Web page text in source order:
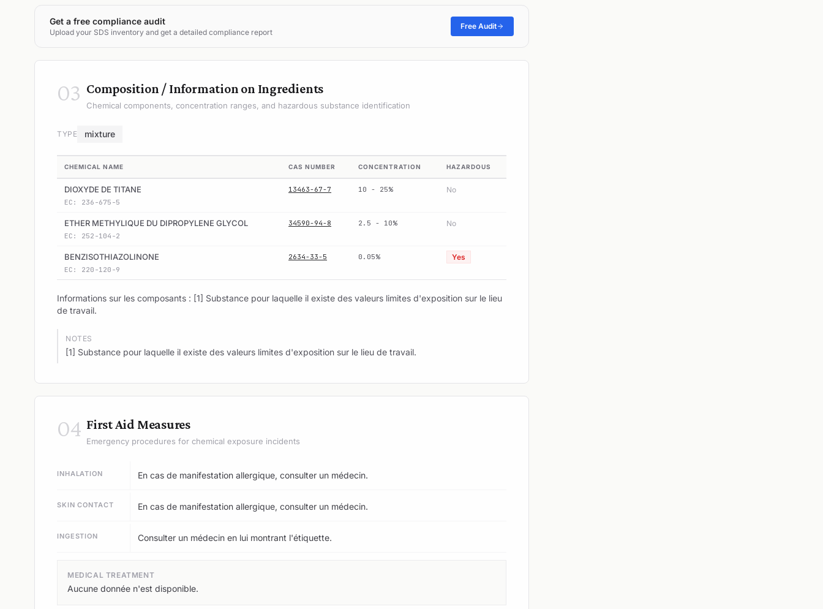
Get a free compliance audit
Upload your SDS inventory and get a detailed compliance report
Free Audit
03 Composition / Information on Ingredients
Chemical components, concentration ranges, and hazardous substance identification
TYPE mixture
CHEMICAL NAME CAS NUMBER CONCENTRATION HAZARDOUS
DIOXYDE DE TITANE
EC: 236-675-5
13463-67-7 10 - 25% No
ETHER METHYLIQUE DU DIPROPYLENE GLYCOL
EC: 252-104-2
34590-94-8 2.5 - 10% No
BENZISOTHIAZOLINONE
EC: 220-120-9
2634-33-5 0.05% Yes
Informations sur les composants : [1] Substance pour laquelle il existe des valeurs limites d'exposition sur le lieu
de travail.
NOTES
[1] Substance pour laquelle il existe des valeurs limites d'exposition sur le lieu de travail.
04 First Aid Measures
Emergency procedures for chemical exposure incidents
INHALATION En cas de manifestation allergique, consulter un médecin.
SKIN CONTACT En cas de manifestation allergique, consulter un médecin.
INGESTION Consulter un médecin en lui montrant l'étiquette.
MEDICAL TREATMENT
Aucune donnée n'est disponible.